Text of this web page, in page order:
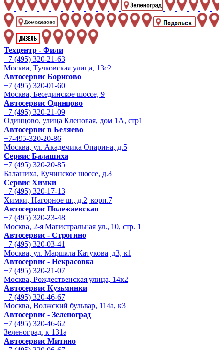
Техцентр - Фили
+7 (495) 320-21-63
Москва, Тучковская улица, 13с2
Автосервис Борисово
+7 (495) 320-01-60
Москва, Бесединское шоссе, 9
Автосервис Одинцово
+7 (495) 320-21-09
Одинцово, улица Кленовая, дом 1А, стр1
Автосервис в Беляево
+7-495-320-20-86
Москва, ул. Академика Опарина, д.5
Сервис Балашиха
+7 (495) 320-20-85
Балашиха, Кучинское шоссе, д.8
Сервис Химки
+7 (495) 320-17-13
Химки, Нагорное ш., д.2, корп.7
Автосервис Полежаевская
+7 (495) 320-23-48
Москва, 2-я Магистральная ул., 10, стр. 1
Автосервис - Строгино
+7 (495) 320-03-41
Москва, ул. Маршала Катукова, д3, к1
Автосервис - Некрасовка
+7 (495) 320-21-07
Москва, Рождественская улица, 14к2
Автосервис Кузьминки
+7 (495) 320-46-67
Москва, Волжский бульвар, 114а, к3
Автосервис - Зеленоград
+7 (495) 320-46-62
Зеленоград, к 131а
Автосервис Митино